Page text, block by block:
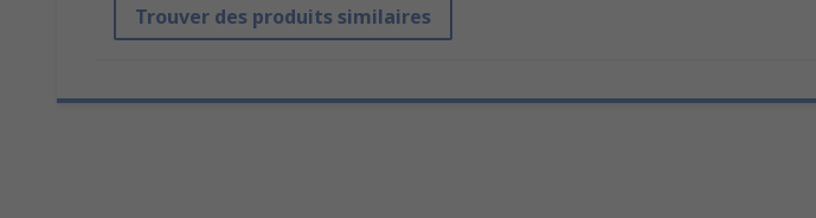
Trouver des produits similaires